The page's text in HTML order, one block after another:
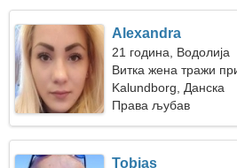
Alexandra
21 година, Водолија
Витка жена тражи
Kalundborg, Данска
Права љубав
Tobias